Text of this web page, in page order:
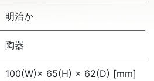
明治か
陶器
100(W)× 65(H) × 62(D) [mm]